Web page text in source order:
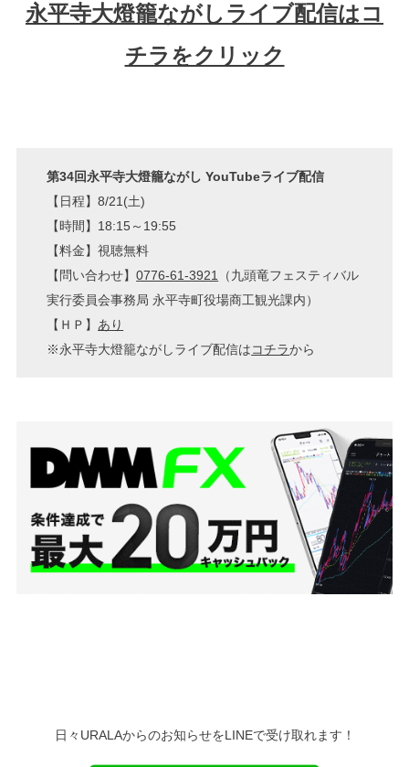
永平寺大燈籠ながしライブ配信はコ
チラをクリック
第34回永平寺大燈籠ながし YouTubeライブ配信
【日程】8/21(土)
【時間】18:15～19:55
【料金】視聴無料
【問い合わせ】0776-61-3921
（九頭竜フェスティバル
実行委員会事務局 永平寺町役場商工観光課内）
【ＨＰ】 あり
※永平寺大燈籠ながしライブ配信はコチラから
日々URALAからのお知らせをLINEで受け取れます！